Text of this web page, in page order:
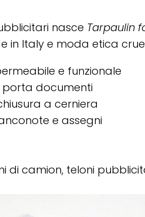
nasce Tarpaulin
in Italy e moda etica
e funzionale
porta documenti
a cerniera
e assegni
di camion, teloni